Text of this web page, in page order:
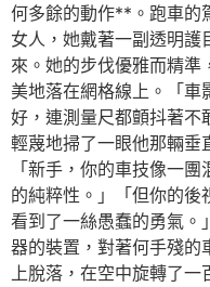
何多餘的動作**。跑車的
女人，她戴著一副透明護
來。她的步伐優雅而精準
美地落在網格線上。「車
好，連測量尺都顫抖著不
輕蔑地掃了一眼他那輛垂
「新手，你的車技像一
的純粹性。」「但你的
看到了一絲愚蠢的勇氣。
器的裝置，對著何手殘的
上脫落，在空中旋轉了一